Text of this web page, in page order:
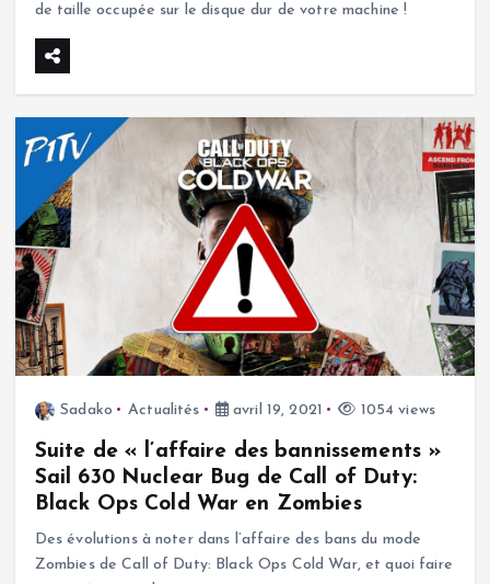
de taille occupée sur le disque dur de votre machine !
Sadako Actualités avril 19, 2021 1054 views
Suite de « l’affaire des bannissements »
Sail 630 Nuclear Bug de Call of Duty:
Black Ops Cold War en Zombies
Des évolutions à noter dans l’affaire des bans du mode
Zombies de Call of Duty: Black Ops Cold War, et quoi faire